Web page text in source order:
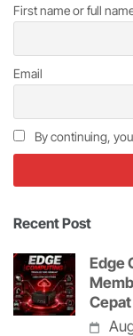
First name or full
Email
By continuing,
Recent Post
Edge